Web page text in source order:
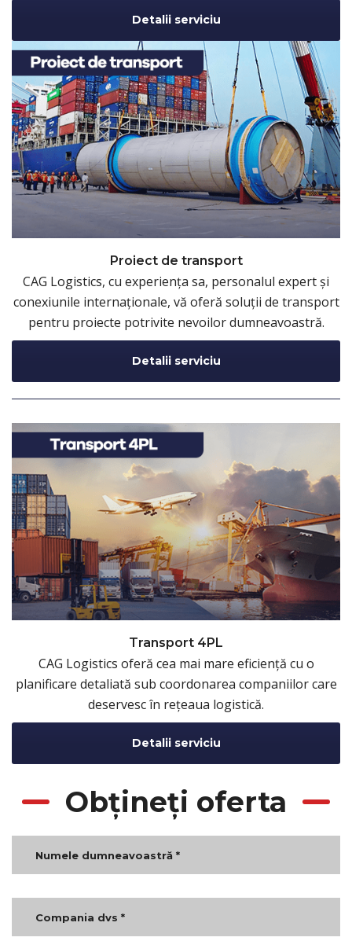
Detalii serviciu
Proiect de transport
CAG Logistics, cu experiența sa, personalul expert și
conexiunile internaționale, vă oferă soluții de transport
pentru proiecte potrivite nevoilor dumneavoastră.
Detalii serviciu
Transport 4PL
CAG Logistics oferă cea mai mare eficiență cu o
planificare detaliată sub coordonarea companiilor care
deservesc în rețeaua logistică.
Detalii serviciu
Obțineți oferta